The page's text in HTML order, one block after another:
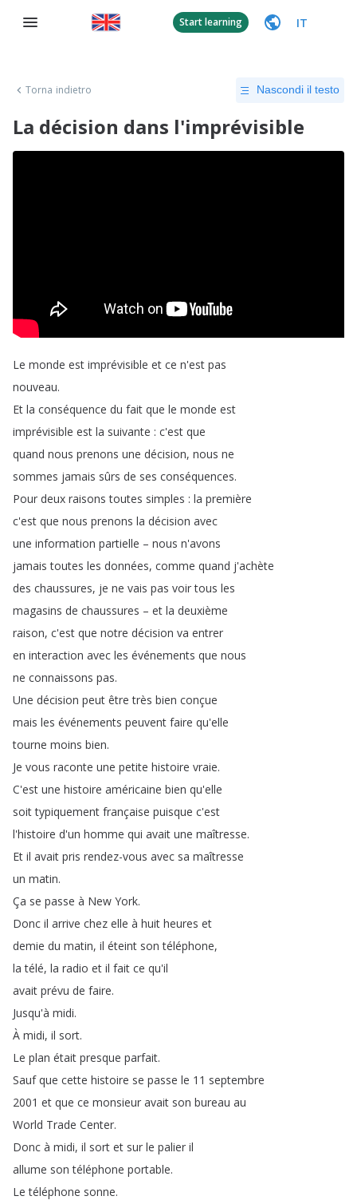
Start learning IT
Torna indietro Nascondi il testo
La décision dans l'imprévisible
Le monde est imprévisible et ce n'est pas
nouveau.
Et la conséquence du fait que le monde est
imprévisible est la suivante : c'est que
quand nous prenons une décision, nous ne
sommes jamais sûrs de ses conséquences.
Pour deux raisons toutes simples : la première
c'est que nous prenons la décision avec
une information partielle – nous n'avons
jamais toutes les données, comme quand j'achète
des chaussures, je ne vais pas voir tous les
magasins de chaussures – et la deuxième
raison, c'est que notre décision va entrer
en interaction avec les événements que nous
ne connaissons pas.
Une décision peut être très bien conçue
mais les événements peuvent faire qu'elle
tourne moins bien.
Je vous raconte une petite histoire vraie.
C'est une histoire américaine bien qu'elle
soit typiquement française puisque c'est
l'histoire d'un homme qui avait une maîtresse.
Et il avait pris rendez-vous avec sa maîtresse
un matin.
Ça se passe à New York.
Donc il arrive chez elle à huit heures et
demie du matin, il éteint son téléphone,
la télé, la radio et il fait ce qu'il
avait prévu de faire.
Jusqu'à midi.
À midi, il sort.
Le plan était presque parfait.
Sauf que cette histoire se passe le 11 septembre
2001 et que ce monsieur avait son bureau au
World Trade Center.
Donc à midi, il sort et sur le palier il
allume son téléphone portable.
Le téléphone sonne.